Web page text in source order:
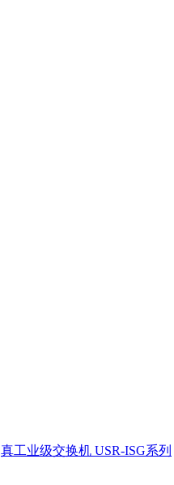
真工业级交换机 USR-ISG系列